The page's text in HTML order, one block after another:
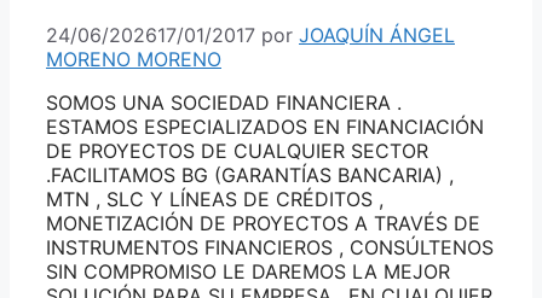
24/06/202617/01/2017 por JOAQUÍN ÁNGEL
MORENO MORENO
SOMOS UNA SOCIEDAD FINANCIERA .
ESTAMOS ESPECIALIZADOS EN FINANCIACIÓN
DE PROYECTOS DE CUALQUIER SECTOR
.FACILITAMOS BG (GARANTÍAS BANCARIA) ,
MTN , SLC Y LÍNEAS DE CRÉDITOS ,
MONETIZACIÓN DE PROYECTOS A TRAVÉS DE
INSTRUMENTOS FINANCIEROS , CONSÚLTENOS
SIN COMPROMISO LE DAREMOS LA MEJOR